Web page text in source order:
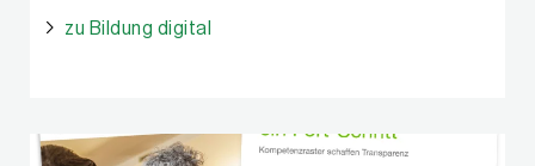
zu Bildung digital